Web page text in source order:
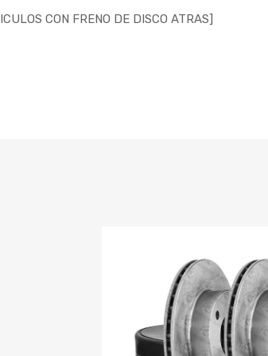
CON FRENO DE DISCO ATRAS]
Añadir a
agregar